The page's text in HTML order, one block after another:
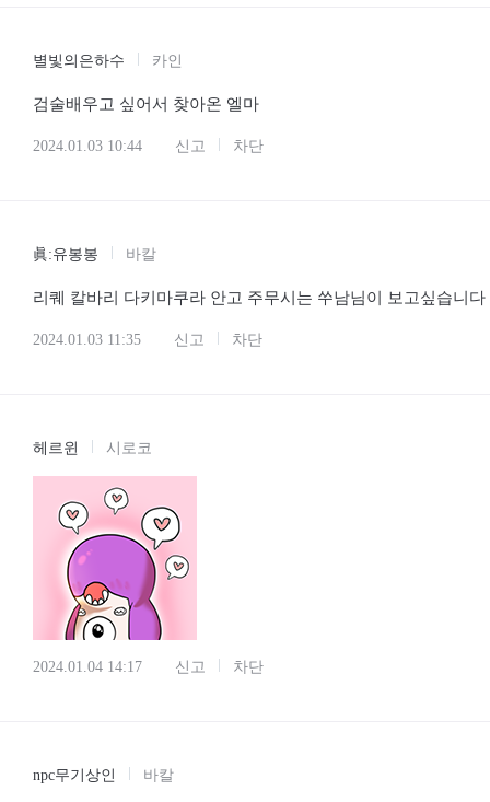
별빛의은하수 카인
검술배우고 싶어서 찾아온 엘마
2024.01.03 10:44 신고 차단
眞:유봉봉 바칼
리퀘 칼바리 다키마쿠라 안고 주무시는 쑤남님이 보고싶습니다
2024.01.03 11:35 신고 차단
헤르윈 시로코
2024.01.04 14:17 신고 차단
npc무기상인 바칼